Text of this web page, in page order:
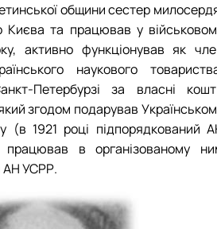
общини сестер
Києва та працював у
активно функціонував як
наукового
Петербурзі за власні
згодом подарував
(в 1921 році підпорядкований
в організованому
АН УСРР.